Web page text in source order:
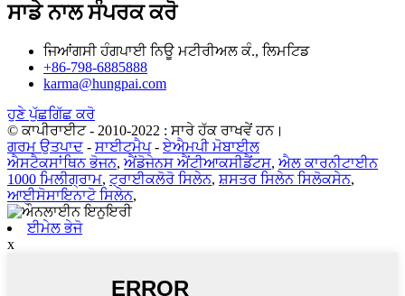
ਸਾਡੇ ਨਾਲ ਸੰਪਰਕ ਕਰੋ
ਜਿਆਂਗਸੀ ਹੰਗਪਾਈ ਨਿਊ ਮਟੀਰੀਅਲ ਕੰ., ਲਿਮਟਿਡ
+86-798-6885888
karma@hungpai.com
ਹੁਣੇ ਪੁੱਛਗਿੱਛ ਕਰੋ
© ਕਾਪੀਰਾਈਟ - 2010-2022 : ਸਾਰੇ ਹੱਕ ਰਾਖਵੇਂ ਹਨ।
ਗਰਮ ਉਤਪਾਦ - ਸਾਈਟਮੈਪ-ਏਐਮਪੀ ਮੋਬਾਈਲ
ਐਸਟੈਕਸਾਂਥਿਨ ਭੋਜਨ, ਐਂਡੋਜੇਨਸ ਐਂਟੀਆਕਸੀਡੈਂਟਸ, ਐਲ ਕਾਰਨੀਟਾਈਨ
1000 ਮਿਲੀਗ੍ਰਾਮ, ਟ੍ਰਾਈਕਲੋਰੋ ਸਿਲੇਨ, ਸ਼ਸਤਰ ਸਿਲੇਨ ਸਿਲੋਕਸੇਨ,
ਆਈਸੋਸਾਇਨਾਟੋ ਸਿਲੇਨ,
ਈਮੇਲ ਭੇਜੋ
x